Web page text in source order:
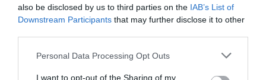
also be disclosed by us to third parties on the IAB’s List of
Downstream Participants that may further disclose it to other
Personal Data Processing Opt Outs
I want to opt-out of the Sharing of my
ABONNEMENT